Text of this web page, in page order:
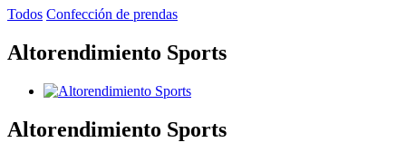
Todos Confección de prendas
Altorendimiento Sports
Altorendimiento Sports